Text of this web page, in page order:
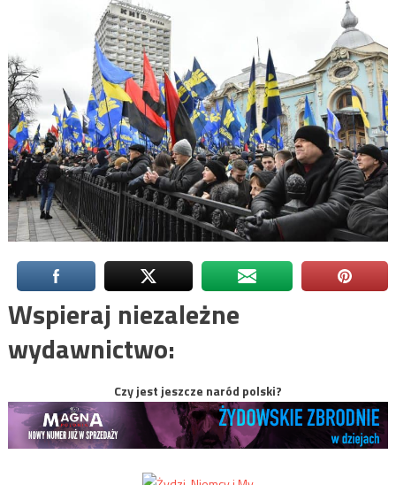
Wspieraj niezależne
wydawnictwo:
Czy jest jeszcze naród polski?